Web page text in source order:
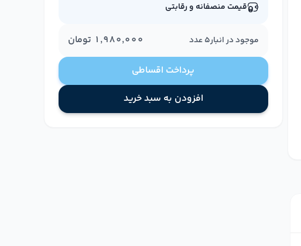
قیمت منصفانه و رقابتی
موجود در انبار5عدد ۱٬۹۸۰٬۰۰۰ تومان
پرداخت اقساطی
افزودن به سبد خرید